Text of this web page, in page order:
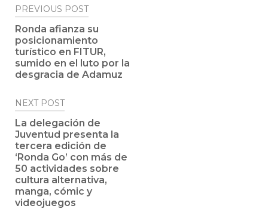
Post
navigation
PREVIOUS POST
Ronda afianza su
posicionamiento
turístico en FITUR,
sumido en el luto por la
desgracia de Adamuz
NEXT POST
La delegación de
Juventud presenta la
tercera edición de
‘Ronda Go’ con más de
50 actividades sobre
cultura alternativa,
manga, cómic y
videojuegos